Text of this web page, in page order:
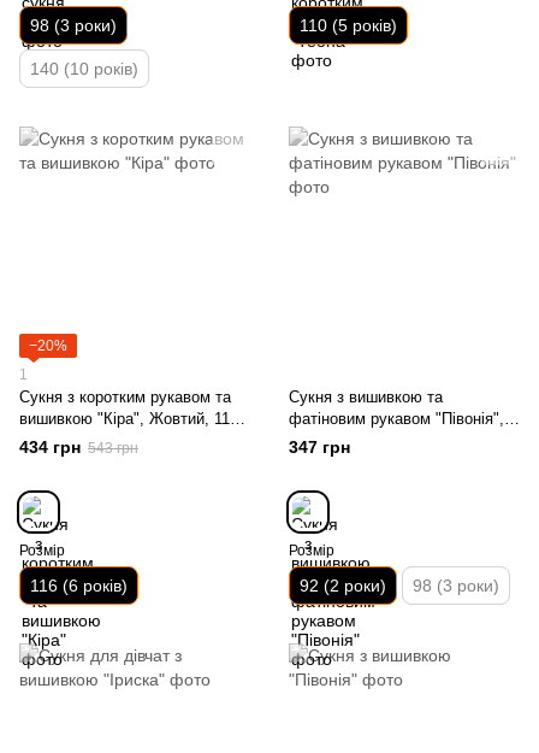
98 (3 роки)
140 (10 років)
110 (5 років)
−20%
1
Сукня з коротким рукавом та
вишивкою "Кіра", Жовтий, 116
(6 років)
434 грн 543 грн
Розмір
116 (6 років)
Сукня з вишивкою та
фатіновим рукавом "Півонія",
Лавандовий, 92 (2 роки)
347 грн
Розмір
92 (2 роки) 98 (3 роки)